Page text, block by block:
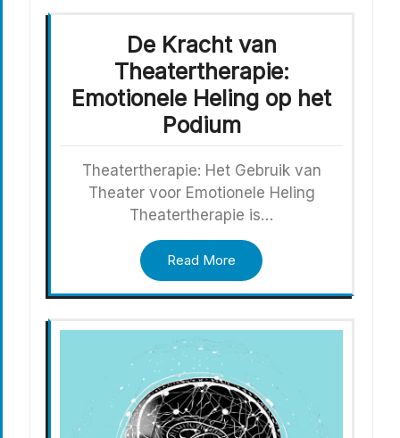
De Kracht van
Theatertherapie:
Emotionele Heling op het
Podium
Theatertherapie: Het Gebruik van
Theater voor Emotionele Heling
Theatertherapie is…
Read More